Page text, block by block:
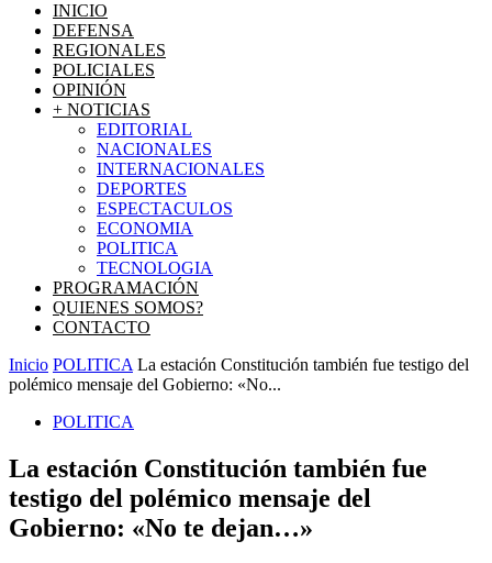
INICIO
DEFENSA
REGIONALES
POLICIALES
OPINIÓN
+ NOTICIAS
EDITORIAL
NACIONALES
INTERNACIONALES
DEPORTES
ESPECTACULOS
ECONOMIA
POLITICA
TECNOLOGIA
PROGRAMACIÓN
QUIENES SOMOS?
CONTACTO
Inicio POLITICA La estación Constitución también fue testigo del
polémico mensaje del Gobierno: «No...
POLITICA
La estación Constitución también fue
testigo del polémico mensaje del
Gobierno: «No te dejan…»